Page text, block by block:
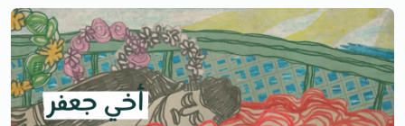
الجانب من حياة المتنبي، والحكم النهائي لكم.